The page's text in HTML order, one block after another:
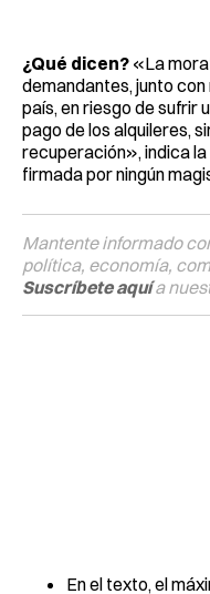
¿Qué dicen? «La
demandantes, junto
país, en riesgo de sufrir
pago de los alquileres,
recuperación», indica
firmada por ningún
Mantente informado
política, economía,
Suscríbete aquía
En el texto, el